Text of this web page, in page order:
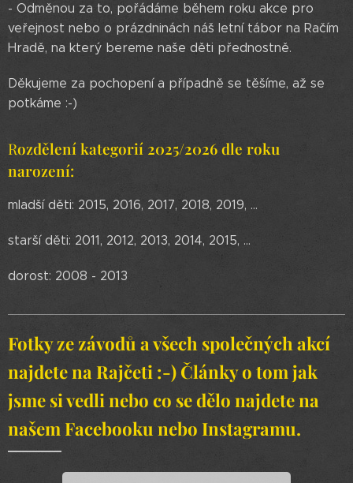
- Odměnou za to, pořádáme během roku akce pro
veřejnost nebo o prázdninách náš letní tábor na Račím
Hradě, na který bereme naše děti přednostně.
Děkujeme za pochopení a případně se těšíme, až se
potkáme :-)
Rozdělení kategorií 2025/2026 dle roku
narození:
mladší děti: 2015, 2016, 2017, 2018, 2019, ...
starší děti: 2011, 2012, 2013, 2014, 2015, ...
dorost: 2008 - 2013
Fotky ze závodů a všech společných akcí
najdete na Rajčeti :-) Články o tom jak
jsme si vedli nebo co se dělo najdete na
našem Facebooku nebo Instagramu.